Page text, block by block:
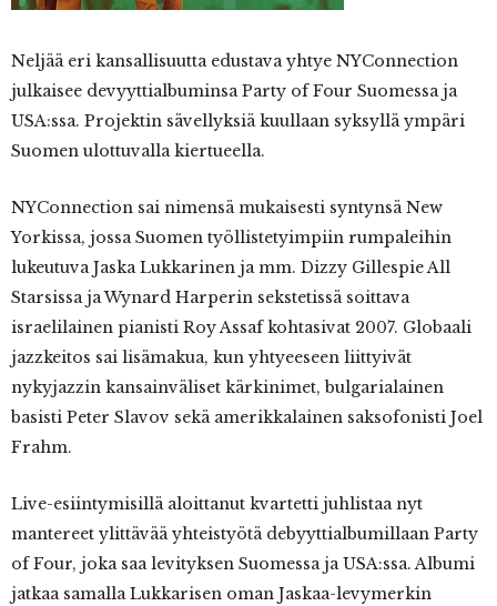
Neljää eri kansallisuutta edustava yhtye NYConnection
julkaisee devyyttialbuminsa Party of Four Suomessa ja
USA:ssa. Projektin sävellyksiä kuullaan syksyllä ympäri
Suomen ulottuvalla kiertueella.
NYConnection sai nimensä mukaisesti syntynsä New
Yorkissa, jossa Suomen työllistetyimpiin rumpaleihin
lukeutuva Jaska Lukkarinen ja mm. Dizzy Gillespie All
Starsissa ja Wynard Harperin sekstetissä soittava
israelilainen pianisti Roy Assaf kohtasivat 2007. Globaali
jazzkeitos sai lisämakua, kun yhtyeeseen liittyivät
nykyjazzin kansainväliset kärkinimet, bulgarialainen
basisti Peter Slavov sekä amerikkalainen saksofonisti Joel
Frahm.
Live-esiintymisillä aloittanut kvartetti juhlistaa nyt
mantereet ylittävää yhteistyötä debyyttialbumillaan Party
of Four, joka saa levityksen Suomessa ja USA:ssa. Albumi
jatkaa samalla Lukkarisen oman Jaskaa-levymerkin